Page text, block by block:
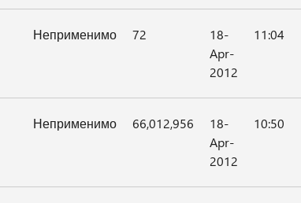
Неприменимо 72
18-
Apr-
2012
11:04
Неприменимо 66,012,956
18-
Apr-
2012
10:50